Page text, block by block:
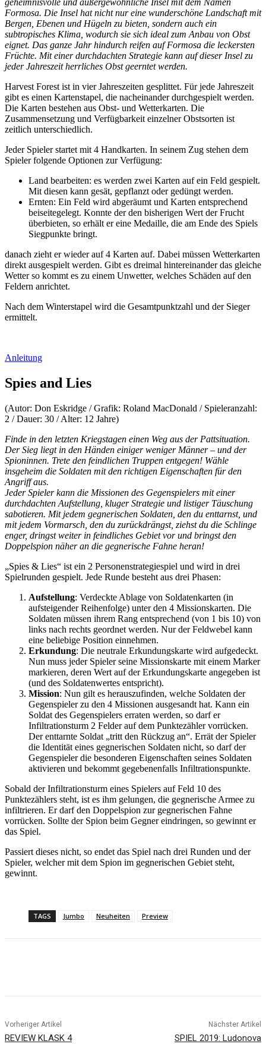
Formosa. Die Insel hat nicht nur eine wunderschöne Landschaft mit
Bergen, Ebenen und Hügeln zu bieten, sondern auch ein
subtropisches Klima, wodurch sie sich ideal zum Anbau von Obst
eignet. Das ganze Jahr hindurch reifen auf Formosa die leckersten
Früchte. Mit einer durchdachten Strategie kann auf dieser Insel zu
jeder Jahreszeit herrliches Obst geerntet werden.
Harvest Forest ist in vier Jahreszeiten gesplittet. Für jede Jahreszeit
gibt es einen Kartenstapel, die nacheinander durchgespielt werden.
Die Karten bestehen aus Obst- und Wetterkarten. Die
Zusammensetzung und Verfügbarkeit einzelner Obstsorten ist
zeitlich unterschiedlich.
Jeder Spieler startet mit 4 Handkarten. In seinem Zug stehen dem
Spieler folgende Optionen zur Verfügung:
Land bearbeiten: es werden zwei Karten auf ein Feld gespielt.
Mit diesen kann gesät, gepflanzt oder gedüngt werden.
Ernten: Ein Feld wird abgeräumt und Karten entsprechend
beiseitegelegt. Konnte der den bisherigen Wert der Frucht
überbieten, so erhält er eine Medaille, die am Ende des Spiels
Siegpunkte bringt.
danach zieht er wieder auf 4 Karten auf. Dabei müssen Wetterkarten
direkt ausgespielt werden. Gibt es dreimal hintereinander das gleiche
Wetter so kommt es zu einem Unwetter, welches Schäden auf den
Feldern anrichtet.
Nach dem Winterstapel wird die Gesamtpunktzahl und der Sieger
ermittelt.
Anleitung
Spies and Lies
(Autor: Don Eskridge / Grafik: Roland MacDonald / Spieleranzahl:
2 / Dauer: 30 / Alter: 12 Jahre)
Finde in den letzten Kriegstagen einen Weg aus der Pattsituation.
Der Sieg liegt in den Händen einiger weniger Männer – und der
Spioninnen. Trete den feindlichen Truppen entgegen! Wähle
insgeheim die Soldaten mit den richtigen Eigenschaften für den
Angriff aus.
Jeder Spieler kann die Missionen des Gegenspielers mit einer
durchdachten Aufstellung, kluger Strategie und listiger Täuschung
sabotieren. Mit jedem gegnerischen Soldaten, den du enttarnst, und
mit jedem Vormarsch, den du zurückdrängst, ziehst du die Schlinge
enger, dringst weiter in feindliches Gebiet vor und bringst den
Doppelspion näher an die gegnerische Fahne heran!
„Spies & Lies“ ist ein 2 Personenstrategiespiel und wird in drei
Spielrunden gespielt. Jede Runde besteht aus drei Phasen:
Aufstellung: Verdeckte Ablage von Soldatenkarten (in
aufsteigender Reihenfolge) unter den 4 Missionskarten. Die
Soldaten müssen ihrem Rang entsprechend (von 1 bis 10) von
links nach rechts geordnet werden. Nur der Feldwebel kann
eine beliebige Position einnehmen.
Erkundung: Die neutrale Erkundungskarte wird aufgedeckt.
Nun muss jeder Spieler seine Missionskarte mit einem Marker
markieren, deren Wert auf der Erkundungskarte angegeben ist
(und des Soldatenwertes entspricht).
Mission: Nun gilt es herauszufinden, welche Soldaten der
Gegenspieler zu den 4 Missionen ausgesandt hat. Kann ein
Soldat des Gegenspielers erraten werden, so darf er
Infiltrationsturm 2 Felder auf dem Punktezähler vorrücken.
Der enttarnte Soldat „tritt den Rückzug an“. Errät der Spieler
die Identität eines gegnerischen Soldaten nicht, so darf der
Gegenspieler die besonderen Eigenschaften seines Soldaten
aktivieren und bekommt gegebenenfalls Infiltrationspunkte.
Sobald der Infiltrationsturm eines Spielers auf Feld 10 des
Punktezählers steht, ist es ihm gelungen, die gegnerische Armee zu
infiltrieren. Er darf den Doppelspion zur gegnerischen Fahne
vorrücken. Sollte der Spion beim Gegner eindringen, so gewinnt er
das Spiel.
Passiert dieses nicht, so endet das Spiel nach drei Runden und der
Spieler, welcher mit dem Spion im gegnerischen Gebiet steht,
gewinnt.
TAGS Jumbo Neuheiten Preview
Vorheriger Artikel
REVIEW KLASK 4
Nächster Artikel
SPIEL 2019: Ludonova